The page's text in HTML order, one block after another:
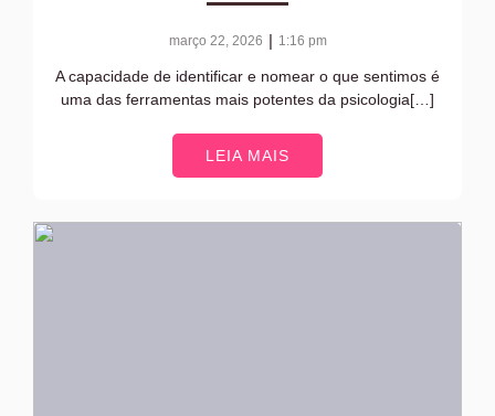
março 22, 2026 | 1:16 pm
A capacidade de identificar e nomear o que sentimos é
uma das ferramentas mais potentes da psicologia[…]
LEIA MAIS